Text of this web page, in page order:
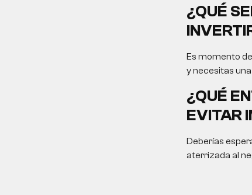
¿QUÉ
Es momento
y necesitas
¿QUÉ
EVITAR
Deberías
aterrizada al